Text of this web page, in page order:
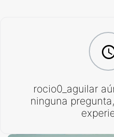
rocio0_aguilar
ninguna